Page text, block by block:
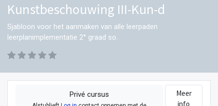
Kunstbeschouwing III-Kun-d
Sjabloon voor het aanmaken van alle leerpaden
leerplanimplementatie 2° graad so.
Privé cursus
Meer
info